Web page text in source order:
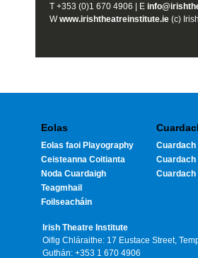
T +353 (0)1 670 4906 | E
Wwww.irishtheatreinstitute.ie (c)
Eolas
Eolas faoi Playography
Ceisteanna Coitianta
Noda Cuardaigh
Teagmhail
Foilseacháin
Cuardach
Cuardach
Cuardach
Irish Theatre Institute
Oifig Chláraithe: 17 Eustace Street,
Guthán: +353 1 670 4906